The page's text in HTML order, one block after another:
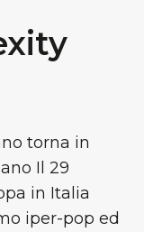
torna in
Il 29
in Italia
iper-pop ed